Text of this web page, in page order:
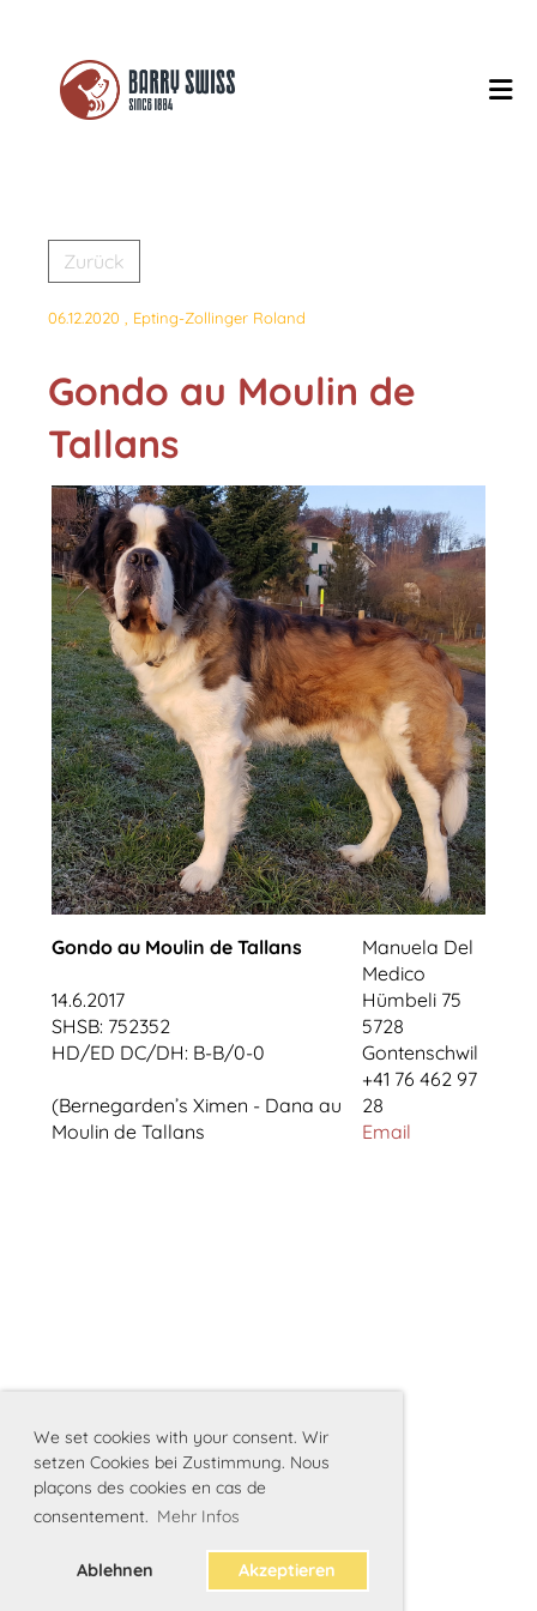
We set cookies with your consent. Wir
setzen Cookies bei Zustimmung. Nous
plaçons des cookies en cas de
consentement. Mehr Infos
Ablehnen Akzeptieren
Zurück
06.12.2020 , Epting-Zollinger Roland
Gondo au Moulin de
Tallans
Gondo au Moulin de Tallans
14.6.2017
SHSB: 752352
HD/ED DC/DH: B-B/0-0
(Bernegarden’s Ximen - Dana au
Moulin de Tallans
Manuela Del
Medico
Hümbeli 75
5728
Gontenschwil
+41 76 462 97
28
Email